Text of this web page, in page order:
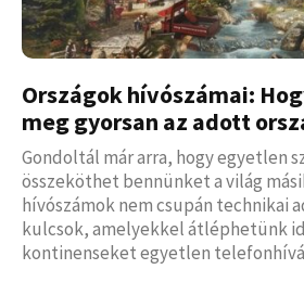
Országok hívószámai:
meg gyorsan az adott
Gondoltál már arra, hogy egyetlen
összeköthet bennünket a világ
hívószámok nem csupán technikai
kulcsok, amelyekkel átléphetünk
kontinenseket egyetlen